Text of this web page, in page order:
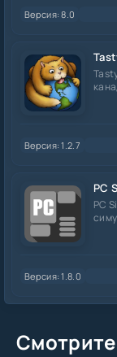
Версия: 8.0
Версия: 1.2.7
PC
PC
Версия: 1.8.0